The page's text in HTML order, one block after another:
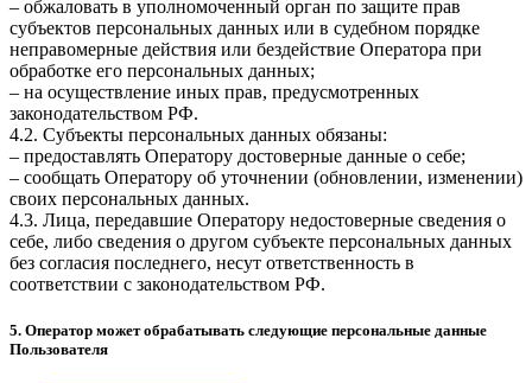
– обжаловать в уполномоченный орган по защите прав
субъектов персональных данных или в судебном порядке
неправомерные действия или бездействие Оператора при
обработке его персональных данных;
– на осуществление иных прав, предусмотренных
законодательством РФ.
4.2. Субъекты персональных данных обязаны:
– предоставлять Оператору достоверные данные о себе;
– сообщать Оператору об уточнении (обновлении, изменении)
своих персональных данных.
4.3. Лица, передавшие Оператору недостоверные сведения о
себе, либо сведения о другом субъекте персональных данных
без согласия последнего, несут ответственность в
соответствии с законодательством РФ.
5. Оператор может обрабатывать следующие персональные данные
Пользователя